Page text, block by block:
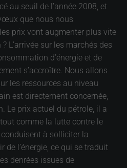
au seuil de l’année 2008, et
que nous nous
prix vont augmenter plus vite
L’arrivée sur les marchés des
d’énergie et de
s’accroître. Nous allons
les ressources au niveau
est directement concernée,
Le prix actuel du pétrole, il a
comme la lutte contre le
à solliciter la
de l’énergie, ce qui se traduit
denrées issues de